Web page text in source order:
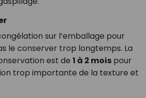
sur l’emballage pour
le conserver trop longtemps. La
est de 1 à 2 moispour
trop importante de la texture et